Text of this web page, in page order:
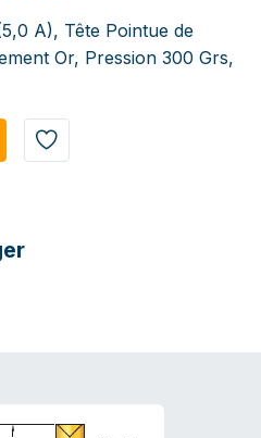
A), Tête Pointue de
Or, Pression 300 Grs,